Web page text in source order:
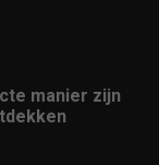
manier zijn